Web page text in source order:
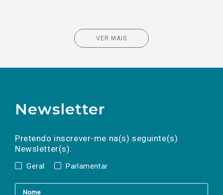
VER MAIS
Newsletter
Pretendo inscrever-me na(s) seguinte(s)
Newsletter(s):
Geral Parlamentar
a(s) newsletter(s).
mail